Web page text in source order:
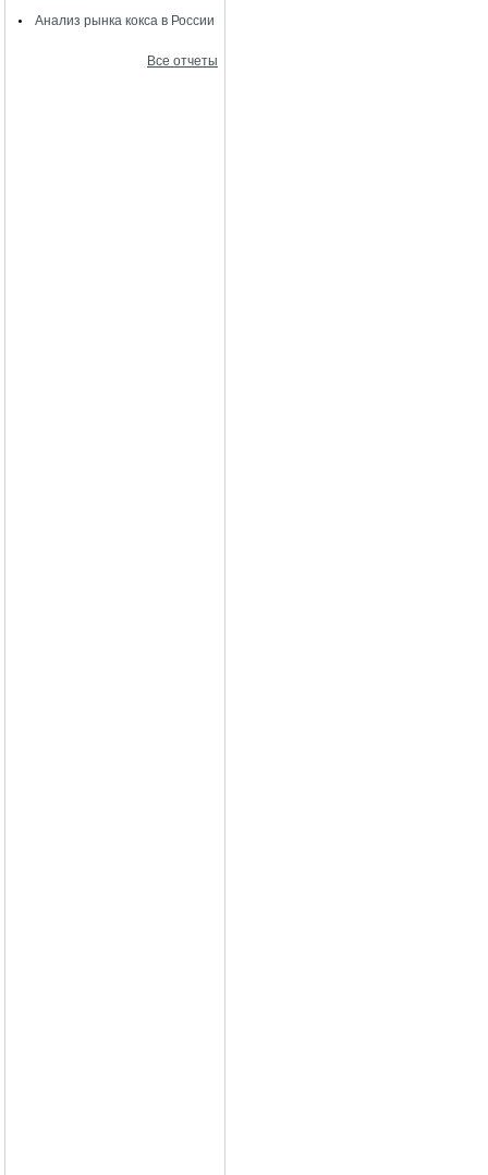
Анализ рынка кокса в России
Все отчеты